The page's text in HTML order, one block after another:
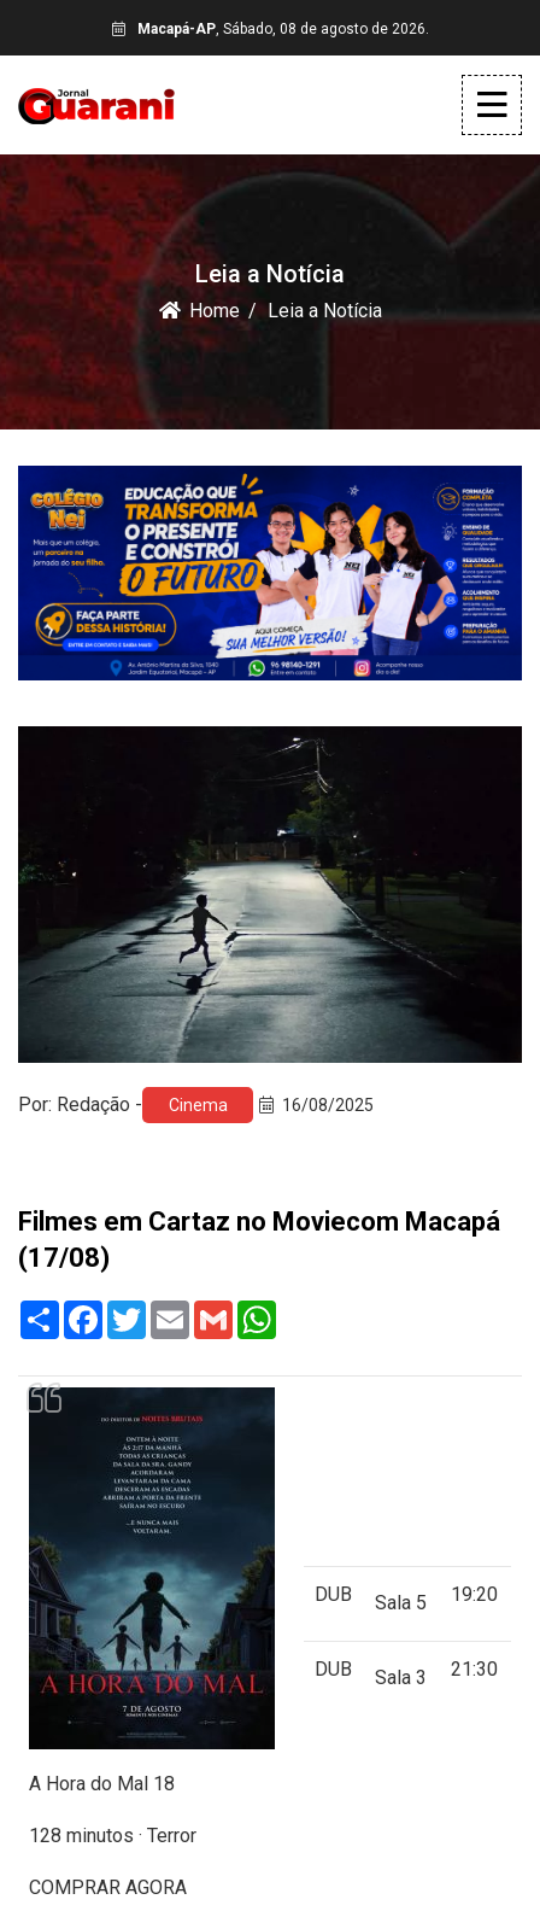
Macapá-AP, Sábado, 08 de agosto de 2026.
Leia a Notícia
Home Leia a Notícia
Por: Redação - Cinema 16/08/2025
Filmes em Cartaz no Moviecom Macapá
(17/08)
Share Facebook
TwitterEmail Gmail
A Hora do Mal 18
128 minutos · Terror
COMPRAR AGORA
DUB Sala 5 19:20
DUB Sala 3 21:30